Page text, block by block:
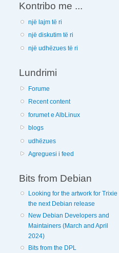
Kontribo me ...
një lajm të ri
një diskutim të ri
një udhëzues të ri
Lundrimi
Forume
Recent content
forumet e AlbLinux
blogs
udhëzues
Agreguesi i feed
Bits from Debian
Looking for the artwork for Trixie
the next Debian release
New Debian Developers and
Maintainers (March and April
2024)
Bits from the DPL